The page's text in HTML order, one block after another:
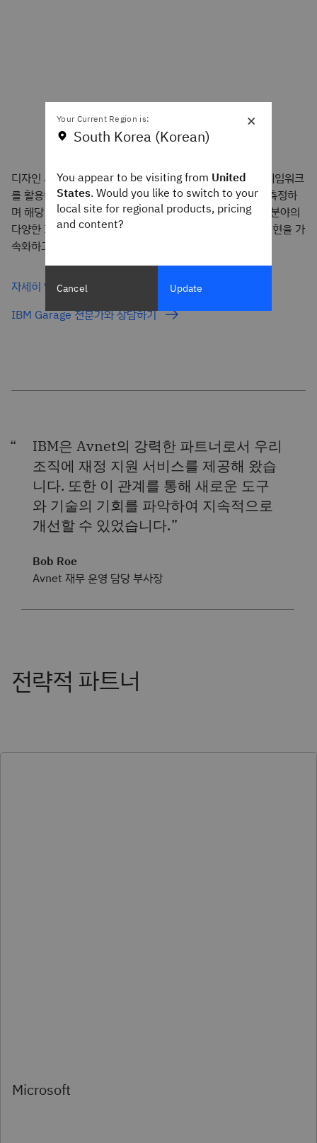
디자인 사고, 애자일, DevOps 사례에 대한 엔드투엔드 프레임워크
를 활용하여 원활하게 솔루션 관련 아이디어를 창출, 구축, 측정하
며 해당 과정을 반복하고 확장합니다. 비즈니스, 설계, 기술 분야의
다양한 IBM 전문가와 고객사 팀의 파트너십을 통해 가치 실현을 가
속화하고 최첨단 기술을 도입합니다.
자세히 알아보기
IBM Garage 전문가와 상담하기
IBM은 Avnet의 강력한 파트너로서 우리
조직에 재정 지원 서비스를 제공해 왔습
니다. 또한 이 관계를 통해 새로운 도구
와 기술의 기회를 파악하여 지속적으로
개선할 수 있었습니다.
Bob Roe
Avnet 재무 운영 담당 부사장
전략적 파트너
Microsoft
×
Your Current Region is:
South Korea (Korean)
You appear to be visiting from United
States. Would you like to switch to your
local site for regional products, pricing
and content?
Cancel Update